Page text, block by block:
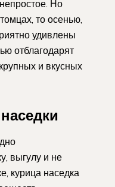
Но
то осенью,
удивлены
отблагодарят
и вкусных
выгулу и не
курица наседка